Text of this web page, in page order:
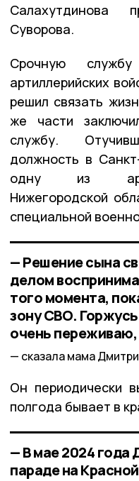
Салахутдинова
Суворова.
Срочную
артиллерийских
решил связать
же части
службу.
должность в
одну из
Нижегородской
специальной
— Решение сына
делом
того момента,
зону СВО.
очень переживаю,
сказала мама
Он периодически
полгода бывает в
— В мае 2024 года
параде на